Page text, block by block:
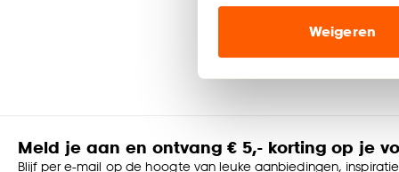
ook buiten de
Klik op ‘Ja, alles
accepteren door op
Goed om te weten is dat
Weigeren
Meld je aan en ontvang € 5,- korting op je
Blijf per e-mail op de hoogte van leuke aanbiedingen,